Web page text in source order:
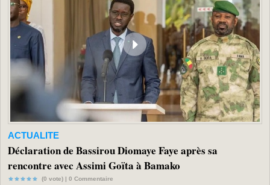
ACTUALITE
Déclaration de Bassirou Diomaye Faye après sa
rencontre avec Assimi Goïta à Bamako
(0 vote) | 0 Commentaire